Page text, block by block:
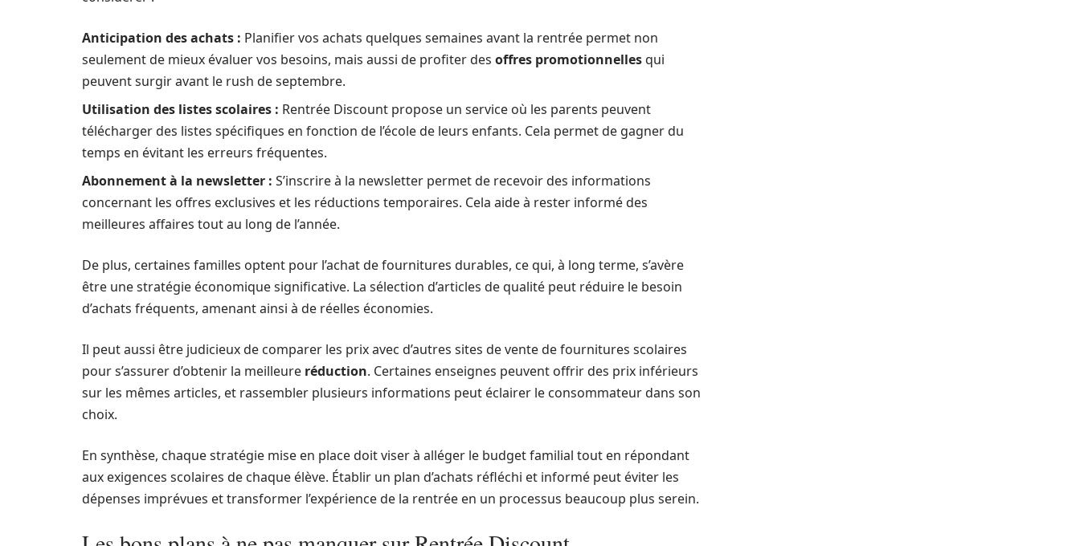
Anticipation des achats : Planifier vos achats quelques semaines avant la rentrée permet non
seulement de mieux évaluer vos besoins, mais aussi de profiter des offres promotionnellesqui
peuvent surgir avant le rush de septembre.
Utilisation des listes scolaires : Rentrée Discount propose un service où les parents peuvent
télécharger des listes spécifiques en fonction de l’école de leurs enfants. Cela permet de gagner du
temps en évitant les erreurs fréquentes.
Abonnement à la newsletter : S’inscrire à la newsletter permet de recevoir des informations
concernant les offres exclusives et les réductions temporaires. Cela aide à rester informé des
meilleures affaires tout au long de l’année.
De plus, certaines familles optent pour l’achat de fournitures durables, ce qui, à long terme, s’avère
être une stratégie économique significative. La sélection d’articles de qualité peut réduire le besoin
d’achats fréquents, amenant ainsi à de réelles économies.
Il peut aussi être judicieux de comparer les prix avec d’autres sites de vente de fournitures scolaires
pour s’assurer d’obtenir la meilleure réduction. Certaines enseignes peuvent offrir des prix inférieurs
sur les mêmes articles, et rassembler plusieurs informations peut éclairer le consommateur dans son
choix.
En synthèse, chaque stratégie mise en place doit viser à alléger le budget familial tout en répondant
aux exigences scolaires de chaque élève. Établir un plan d’achats réfléchi et informé peut éviter les
dépenses imprévues et transformer l’expérience de la rentrée en un processus beaucoup plus serein.